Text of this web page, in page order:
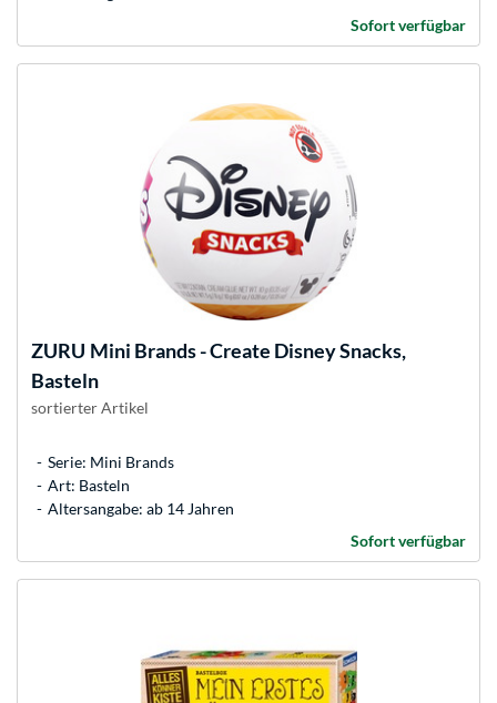
Sofort verfügbar
ZURU Mini Brands - Create Disney Snacks,
Basteln
sortierter Artikel
Serie: Mini Brands
Art: Basteln
Altersangabe: ab 14 Jahren
Sofort verfügbar